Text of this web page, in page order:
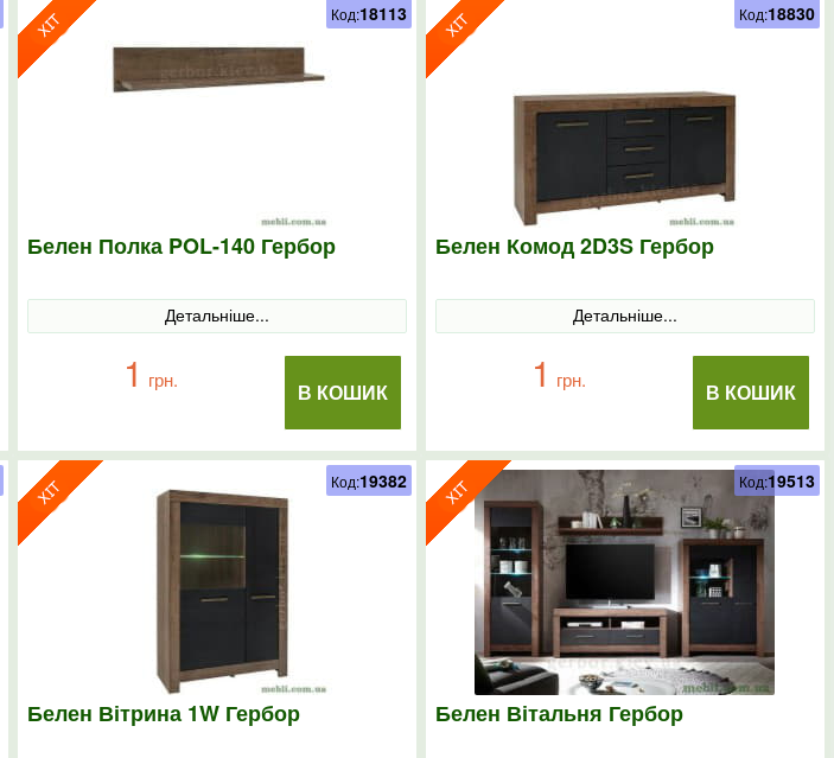
Белен Полка POL-140 Гербор
Детальніше...
В КОШИК
1 грн.
Код:18113
Белен Комод 2D3S Гербор
Детальніше...
В КОШИК
1 грн.
Код:18830
Белен Вітрина 1W Гербор
Код:19382
Белен Вітальня Гербор
Код:19513